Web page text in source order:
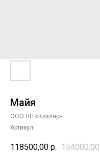
Майя
ООО ПП «Кизляр»
Артикул:
118500,00 р. 154000,00